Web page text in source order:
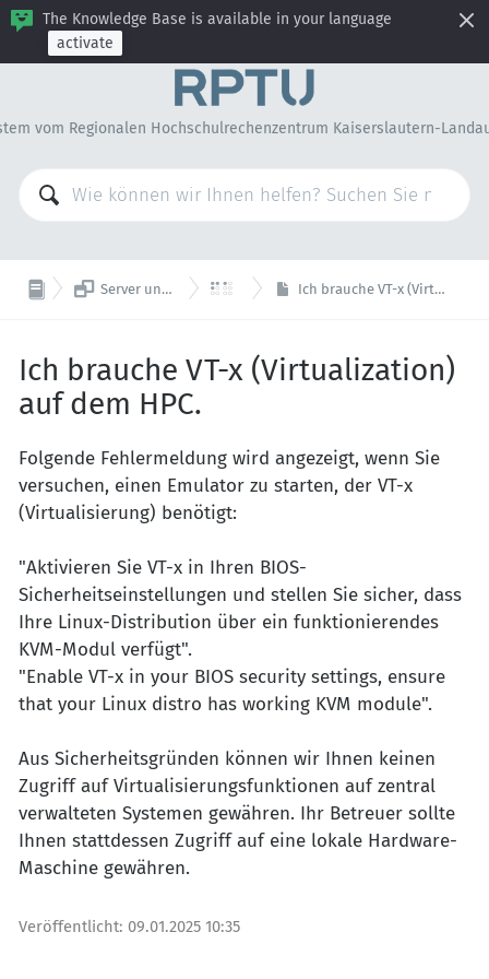
The Knowledge Base is available in your language
activate
vom Regionalen Hochschulrechenzentrum Kaiserslautern-
 Server und Remotelogin  HPC Ich brauche VT-x (Virtualization) auf dem HPC.
Ich brauche VT-x (Virtualization)
auf dem HPC.
Folgende Fehlermeldung wird angezeigt, wenn Sie
versuchen, einen Emulator zu starten, der VT-x
(Virtualisierung) benötigt:
"Aktivieren Sie VT-x in Ihren BIOS-
Sicherheitseinstellungen und stellen Sie sicher, dass
Ihre Linux-Distribution über ein funktionierendes
KVM-Modul verfügt".
"Enable VT-x in your BIOS security settings, ensure
that your Linux distro has working KVM module".
Aus Sicherheitsgründen können wir Ihnen keinen
Zugriff auf Virtualisierungsfunktionen auf zentral
verwalteten Systemen gewähren. Ihr Betreuer sollte
Ihnen stattdessen Zugriff auf eine lokale Hardware-
Maschine gewähren.
Veröffentlicht: 09.01.2025 10:35